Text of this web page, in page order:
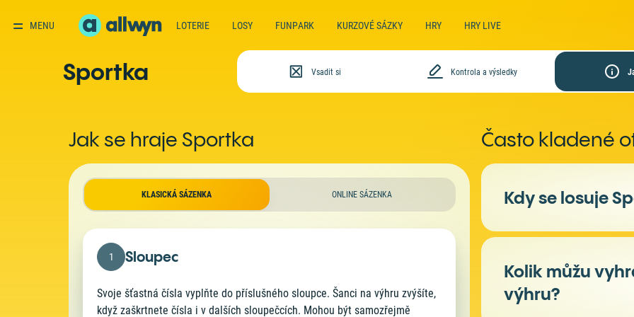
MENU LOTERIE LOSY FUNPARK KURZOVÉ SÁZKY HRY HRY LIVE
Sportka Vsadit si Kontrola a výsledky
Jak se hraje Sportka
ONLINE SÁZENKA
1 Sloupec
Svoje šťastná čísla vyplňte do příslušného sloupce. Šanci na výhru zvýšíte,
když zaškrtnete čísla i v dalších sloupečcích. Mohou být samozřejmě
Vyberte si den, kdy chcete hrát –
Často kladené
Kdy se losuje
Kolik můžu
výhru?